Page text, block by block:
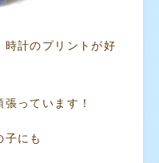
時計のプリントが好
っています！
子にも